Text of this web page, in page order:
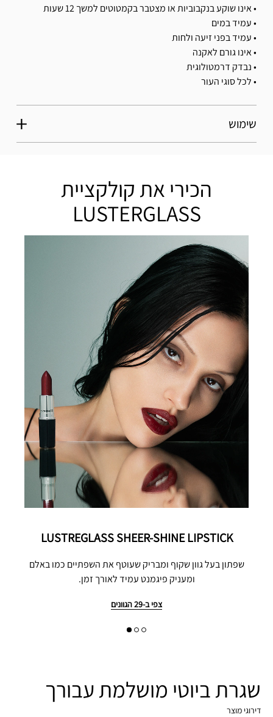
• אינו שוקע בנקבוביות או מצטבר בקמטוטים למשך 12 שעות
• עמיד במים
• עמיד בפני זיעה ולחות
• אינו גורם לאקנה
• נבדק דרמטולוגית
• לכל סוגי העור
שימוש
הכירי את קולקציית
LUSTERGLASS
LUSTREGLASS SHEER-SHINE LIPSTICK
שפתון בעל גוון שקוף ומבריק שעוטף את השפתיים כמו באלם
ומעניק פיגמנט עמיד לאורך זמן.
צפי ב-29 הגוונים
שגרת ביוטי מושלמת עבורך
דירוגי מוצר